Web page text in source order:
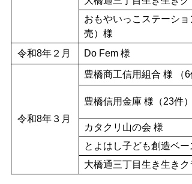
おもやいっこステーシ
売）様
令和8年２月
Do Fem 様
令和8年３月
豊橋商工信用組合 様 （6
豊橋信用金庫 様（23件）
カタクリ山の会 様
とよはし子ども創造ベ
大橋通三丁目生き生き